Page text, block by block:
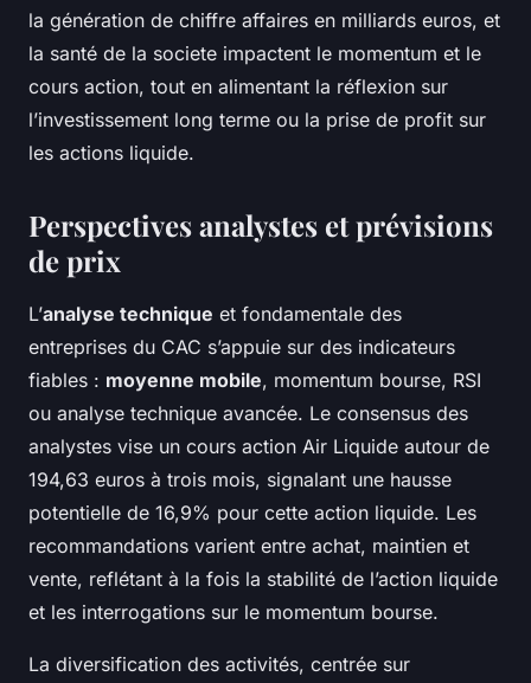
la génération de chiffre affaires en milliards euros, et
la santé de la societe impactent le momentum et le
cours action, tout en alimentant la réflexion sur
l’investissement long terme ou la prise de profit sur
les actions liquide.
Perspectives analystes et prévisions
de prix
L’analyse technique et fondamentale des
entreprises du CAC s’appuie sur des indicateurs
fiables : moyenne mobile, momentum bourse, RSI
ou analyse technique avancée. Le consensus des
analystes vise un cours action Air Liquide autour de
194,63 euros à trois mois, signalant une hausse
potentielle de 16,9% pour cette action liquide. Les
recommandations varient entre achat, maintien et
vente, reflétant à la fois la stabilité de l’action liquide
et les interrogations sur le momentum bourse.
La diversification des activités, centrée sur